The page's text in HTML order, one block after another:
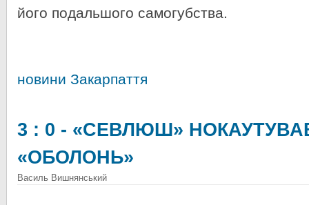
його подальшого самогубства.
новини Закарпаття
3 : 0 - «СЕВЛЮШ»
«ОБОЛОНЬ»
Василь Вишнянський